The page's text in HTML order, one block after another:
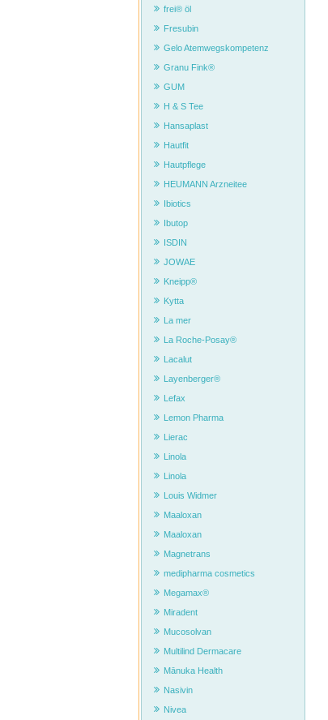
frei® öl
Fresubin
Gelo Atemwegskompetenz
Granu Fink®
GUM
H & S Tee
Hansaplast
Hautfit
Hautpflege
HEUMANN Arzneitee
Ibiotics
Ibutop
ISDIN
JOWAE
Kneipp®
Kytta
La mer
La Roche-Posay®
Lacalut
Layenberger®
Lefax
Lemon Pharma
Lierac
Linola
Linola
Louis Widmer
Maaloxan
Maaloxan
Magnetrans
medipharma cosmetics
Megamax®
Miradent
Mucosolvan
Multilind Dermacare
Mānuka Health
Nasivin
Nivea